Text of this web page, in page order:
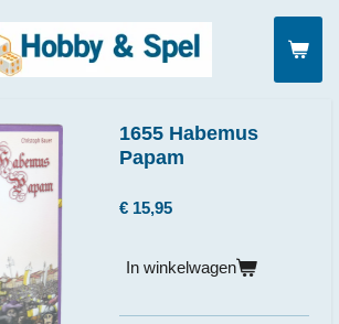
1655 Habemus
Papam
€ 15,95
In winkelwagen